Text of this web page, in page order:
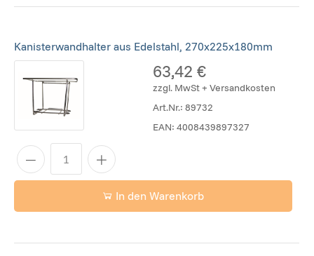
Kanisterwandhalter aus Edelstahl, 270x225x180mm
63,42 €
zzgl. MwSt + Versandkosten
Art.Nr.:89732
EAN:4008439897327
In den Warenkorb